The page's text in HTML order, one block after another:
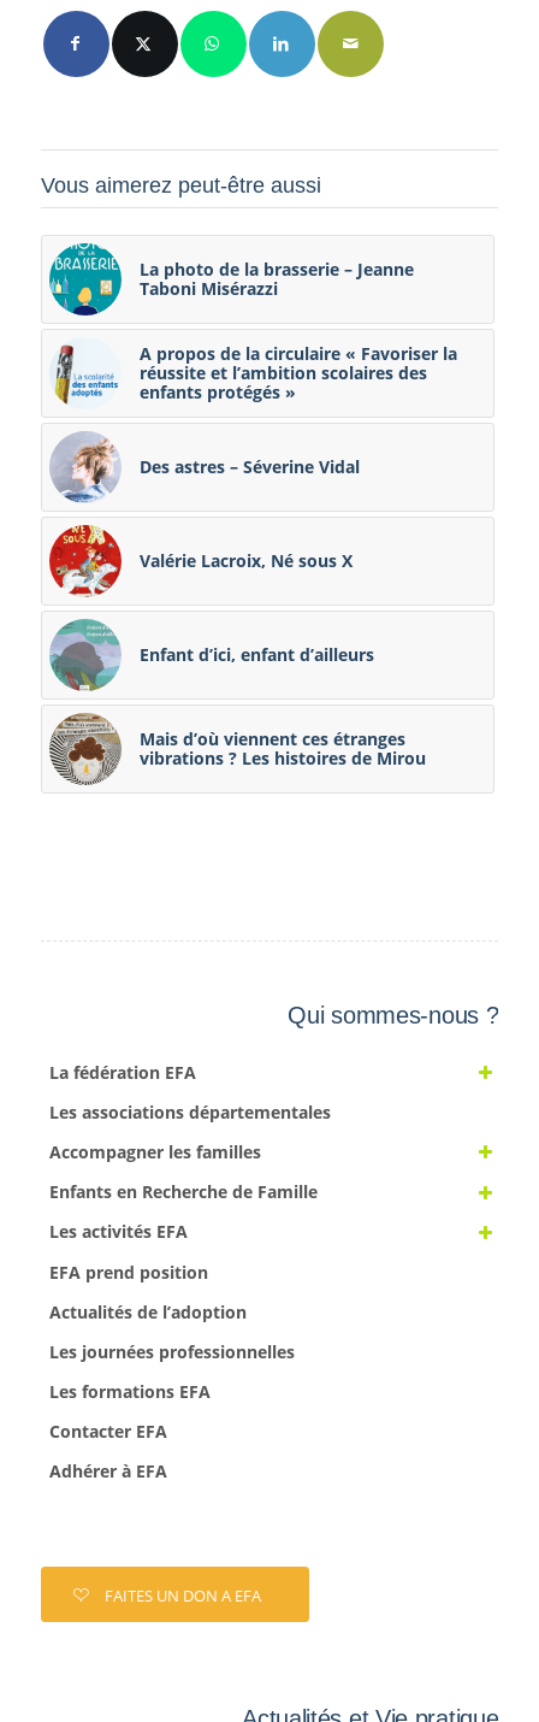
Vous aimerez peut-être aussi
La photo de la brasserie – Jeanne
Taboni Misérazzi
A propos de la circulaire « Favoriser la
réussite et l’ambition scolaires des
enfants protégés »
Des astres – Séverine Vidal
Valérie Lacroix, Né sous X
Enfant d’ici, enfant d’ailleurs
Mais d’où viennent ces étranges
vibrations ? Les histoires de Mirou
Qui sommes-nous ?
La fédération EFA
Les associations départementales
Accompagner les familles
Enfants en Recherche de Famille
Les activités EFA
EFA prend position
Actualités de l’adoption
Les journées professionnelles
Les formations EFA
Contacter EFA
Adhérer à EFA
FAITES UN DON A EFA